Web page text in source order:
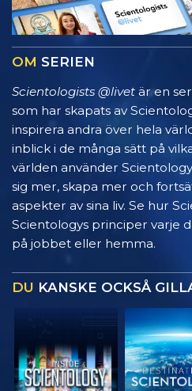
OM SERIEN
Scientologists @livet är en
som har skapats av
inspirera andra över hela
inblick i de många sätt på
världen använder
sig mer, skapa mer och
aspekter av sina liv. Se hur
Scientologys principer varje
på jobbet eller hemma.
DU KANSKE OCKSÅ